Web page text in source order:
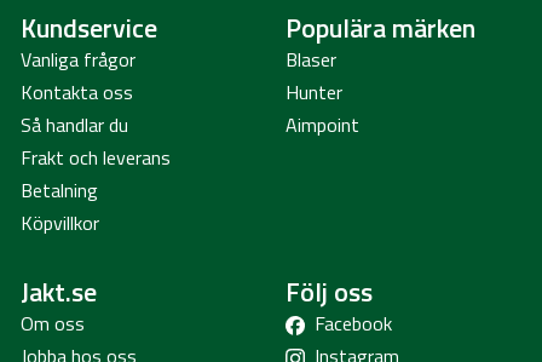
Kundservice
Vanliga frågor
Kontakta oss
Så handlar du
Frakt och leverans
Betalning
Köpvillkor
Populära märken
Blaser
Hunter
Aimpoint
Jakt.se
Om oss
Jobba hos oss
Följ oss
Facebook
Instagram